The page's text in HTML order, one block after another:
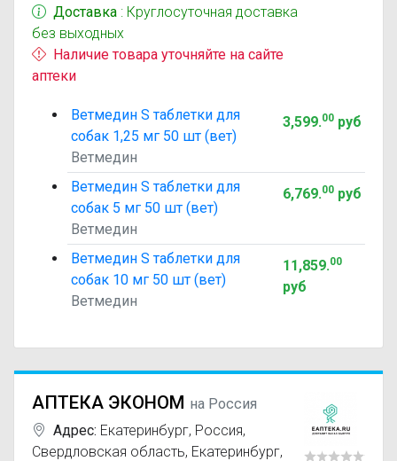
Доставка : Круглосуточная доставка
без выходных
Наличие товара уточняйте на сайте
аптеки
Ветмедин S таблетки для
собак 1,25 мг 50 шт (вет)
Ветмедин
3,599.00руб
Ветмедин S таблетки для
собак 5 мг 50 шт (вет)
Ветмедин
6,769.00руб
Ветмедин S таблетки для
собак 10 мг 50 шт (вет)
Ветмедин
11,859.00
руб
АПТЕКА ЭКОНОМ на Россия
Адрес: Екатеринбург, Россия,
Свердловская область, Екатеринбург,